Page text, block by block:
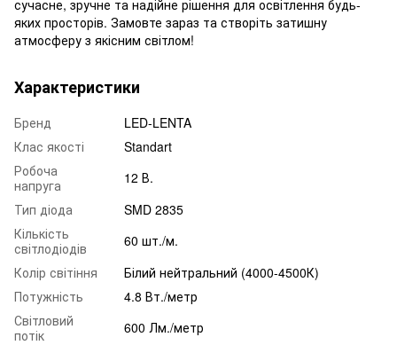
сучасне, зручне та надійне рішення для освітлення будь-
яких просторів. Замовте зараз та створіть затишну
атмосферу з якісним світлом!
Характеристики
Бренд
LED-LENTA
Клас якості
Standart
Робоча
напруга
12 В.
Тип діода
SMD 2835
Кількість
світлодіодів
60 шт./м.
Колір світіння
Білий нейтральний (4000-4500К)
Потужність
4.8 Вт./метр
Світловий
потік
600 Лм./метр